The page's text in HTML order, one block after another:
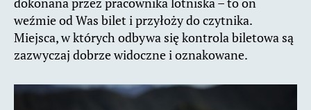
weźmie od Was bilet i przyłoży do czytnika.
Miejsca, w których odbywa się kontrola biletowa są
zazwyczaj dobrze widoczne i oznakowane.